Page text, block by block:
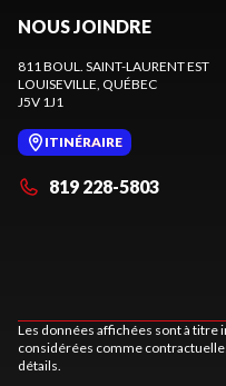
NOUS JOINDRE
811 BOUL. SAINT-LAURENT EST
LOUISEVILLE, QUÉBEC
J5V 1J1
ITINÉRAIRE
819 228-5803
Les données affichées sont à
considérées comme
détails.